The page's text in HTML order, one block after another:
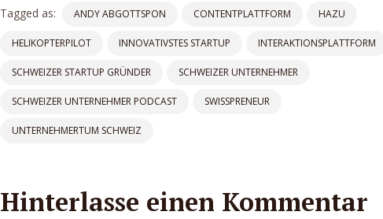
Tagged as: ANDY ABGOTTSPON CONTENTPLATTFORM HAZU
HELIKOPTERPILOT INNOVATIVSTES STARTUP INTERAKTIONSPLATTFORM
SCHWEIZER STARTUP GRÜNDER SCHWEIZER UNTERNEHMER
SCHWEIZER UNTERNEHMER PODCAST SWISSPRENEUR
UNTERNEHMERTUM SCHWEIZ
Hinterlasse einen Kommentar